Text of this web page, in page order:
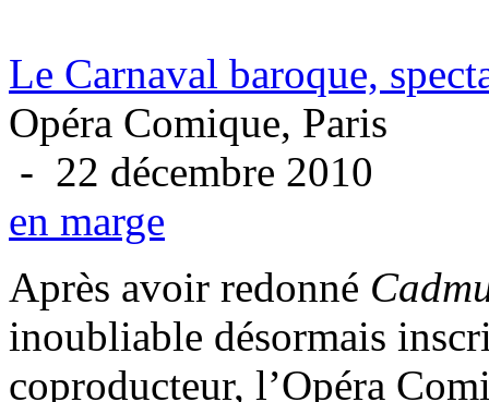
Le Carnaval baroque,
Opéra Comique, Paris
- 22 décembre 2010
en marge
Après avoir redonné
inoubliable désormais
coproducteur, l’Opéra